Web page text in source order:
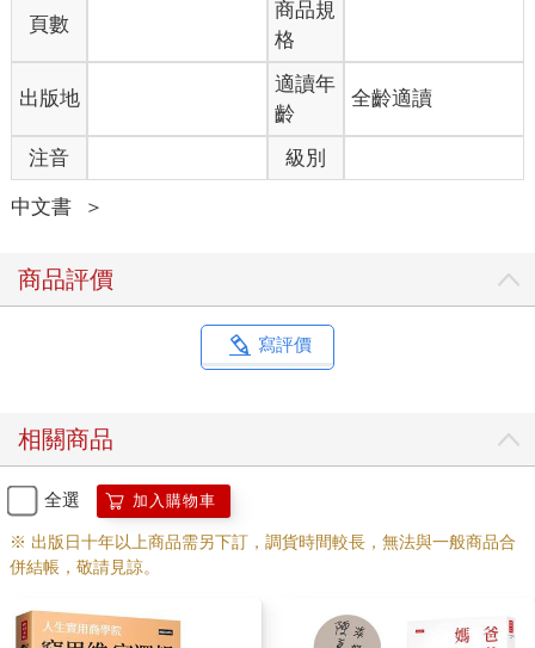
頁數
商品規
格
出版地
適讀年
齡
全齡適讀
注音 級別
中文書 ＞
商品評價
寫評價
相關商品
全選 加入購物車
※ 出版日十年以上商品需另下訂，調貨時間較長，無法與一般商品合
併結帳，敬請見諒。